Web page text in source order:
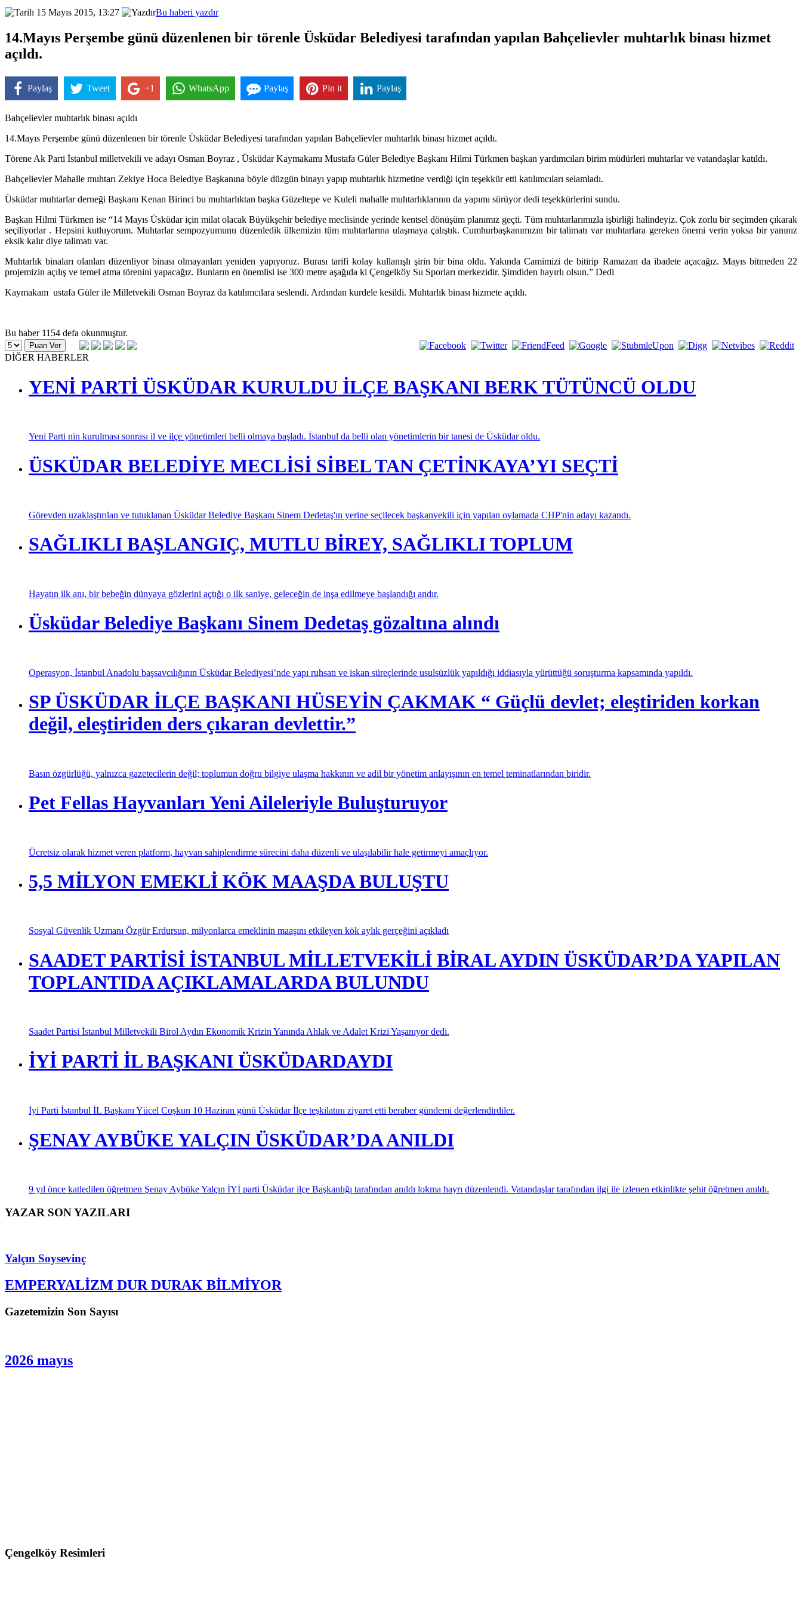
15 Mayıs 2015, 13:27 Bu haberi yazdır
14.Mayıs Perşembe günü düzenlenen bir törenle Üsküdar Belediyesi tarafından yapılan Bahçelievler muhtarlık binası hizmet
açıldı.
Paylaş Tweet +1 WhatsApp Paylaş Pin it Paylaş
Bahçelievler muhtarlık binası açıldı
14.Mayıs Perşembe günü düzenlenen bir törenle Üsküdar Belediyesi tarafından yapılan Bahçelievler muhtarlık binası hizmet açıldı.
Törene Ak Parti İstanbul milletvekili ve adayı Osman Boyraz , Üsküdar Kaymakamı Mustafa Güler Belediye Başkanı Hilmi Türkmen başkan yardımcıları birim müdürleri muhtarlar ve vatandaşlar katıldı.
Bahçelievler Mahalle muhtarı Zekiye Hoca Belediye Başkanına böyle düzgün binayı yapıp muhtarlık hizmetine verdiği için teşekkür etti katılımcıları selamladı.
Üsküdar muhtarlar derneği Başkanı Kenan Birinci bu muhtarlıktan başka Güzeltepe ve Kuleli mahalle muhtarlıklarının da yapımı sürüyor dedi teşekkürlerini sundu.
Başkan Hilmi Türkmen ise “14 Mayıs Üsküdar için milat olacak Büyükşehir belediye meclisinde yerinde kentsel dönüşüm planımız geçti. Tüm muhtarlarımızla işbirliği halindeyiz. Çok zorlu bir seçimden çıkarak
seçiliyorlar . Hepsini kutluyorum. Muhtarlar sempozyumunu düzenledik ülkemizin tüm muhtarlarına ulaşmaya çalıştık. Cumhurbaşkanımızın bir talimatı var muhtarlara gereken önemi verin yoksa bir yanınız
eksik kalır diye talimatı var.
Muhtarlık binaları olanları düzenliyor binası olmayanları yeniden yapıyoruz. Burası tarifi kolay kullanışlı şirin bir bina oldu. Yakında Camimizi de bitirip Ramazan da ibadete açacağız. Mayıs bitmeden 22
projemizin açılış ve temel atma törenini yapacağız. Bunların en önemlisi ise 300 metre aşağıda ki Çengelköy Su Sporları merkezidir. Şimdiden hayırlı olsun.” Dedi
Kaymakam ustafa Güler ile Milletvekili Osman Boyraz da katılımcılara seslendi. Ardından kurdele kesildi. Muhtarlık binası hizmete açıldı.
Bu haber 1154 defa okunmuştur.
DİĞER HABERLER
YENİ PARTİ ÜSKÜDAR KURULDU İLÇE BAŞKANI BERK TÜTÜNCÜ OLDU
Yeni Parti nin kurulması sonrası il ve ilçe yönetimleri belli olmaya başladı. İstanbul da belli olan yönetimlerin bir tanesi de Üsküdar oldu.
ÜSKÜDAR BELEDİYE MECLİSİ SİBEL TAN ÇETİNKAYA’YI SEÇTİ
Görevden uzaklaştırılan ve tutuklanan Üsküdar Belediye Başkanı Sinem Dedetaş'ın yerine seçilecek başkanvekili için yapılan oylamada CHP'nin adayı kazandı.
SAĞLIKLI BAŞLANGIÇ, MUTLU BİREY, SAĞLIKLI TOPLUM
Hayatın ilk anı, bir bebeğin dünyaya gözlerini açtığı o ilk saniye, geleceğin de inşa edilmeye başlandığı andır.
Üsküdar Belediye Başkanı Sinem Dedetaş gözaltına alındı
Operasyon, İstanbul Anadolu başsavcılığının Üsküdar Belediyesi’nde yapı ruhsatı ve iskan süreçlerinde usulsüzlük yapıldığı iddiasıyla yürüttüğü soruşturma kapsamında yapıldı.
SP ÜSKÜDAR İLÇE BAŞKANI HÜSEYİN ÇAKMAK “ Güçlü devlet; eleştiriden korkan
değil, eleştiriden ders çıkaran devlettir.”
Basın özgürlüğü, yalnızca gazetecilerin değil; toplumun doğru bilgiye ulaşma hakkının ve adil bir yönetim anlayışının en temel teminatlarından biridir.
Pet Fellas Hayvanları Yeni Aileleriyle Buluşturuyor
Ücretsiz olarak hizmet veren platform, hayvan sahiplendirme sürecini daha düzenli ve ulaşılabilir hale getirmeyi amaçlıyor.
5,5 MİLYON EMEKLİ KÖK MAAŞDA BULUŞTU
Sosyal Güvenlik Uzmanı Özgür Erdursun, milyonlarca emeklinin maaşını etkileyen kök aylık gerçeğini açıkladı
SAADET PARTİSİ İSTANBUL MİLLETVEKİLİ BİRAL AYDIN ÜSKÜDAR’DA YAPILAN
TOPLANTIDA AÇIKLAMALARDA BULUNDU
Saadet Partisi İstanbul Milletvekili Birol Aydın Ekonomik Krizin Yanında Ahlak ve Adalet Krizi Yaşanıyor dedi.
İYİ PARTİ İL BAŞKANI ÜSKÜDARDAYDI
İyi Parti İstanbul İL Başkanı Yücel Coşkun 10 Haziran günü Üsküdar İlçe teşkilatını ziyaret etti beraber gündemi değerlendirdiler.
ŞENAY AYBÜKE YALÇIN ÜSKÜDAR’DA ANILDI
9 yıl önce katledilen öğretmen Şenay Aybüke Yalçın İYİ parti Üsküdar ilçe Başkanlığı tarafından anıldı lokma hayrı düzenlendi. Vatandaşlar tarafından ilgi ile izlenen etkinlikte şehit öğretmen anıldı.
YAZAR SON YAZILARI
Yalçın Soysevinç
EMPERYALİZM DUR DURAK BİLMİYOR
Gazetemizin Son Sayısı
2026 mayıs
Çengelköy Resimleri